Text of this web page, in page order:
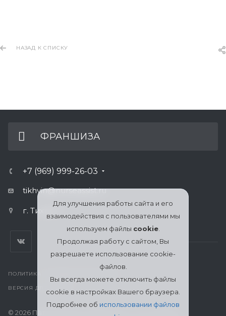
НАЗАД К СПИСКУ
ФРАНШИЗА
+7 (969) 999-26-03
tikhvin@nurseassist.ru
г. Тихвин
ПОЛИТИКА КОНФИДЕНЦИАЛЬНОСТИ
ВЕРСИЯ ДЛЯ ПЕЧАТИ
© 2026 Патронажная служба МЦСО «Ассоциация
Для улучшения работы сайта и его
взаимодействия с пользователями мы
используем файлы cookie.
Продолжая работу с сайтом, Вы
разрешаете использование cookie-
файлов.
Вы всегда можете отключить файлы
cookie в настройках Вашего браузера.
Подробнее об использовании файлов